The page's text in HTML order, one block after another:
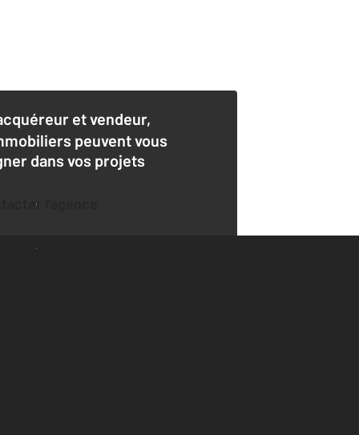
et vendeur,
peuvent vous
dans vos projets
l'agence
une estimation